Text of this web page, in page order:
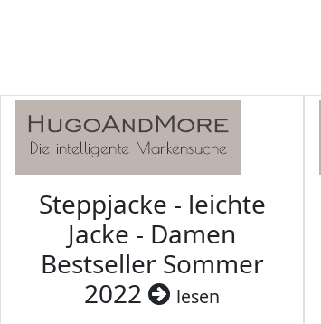
Steppjacke - leichte
Jacke - Damen
Bestseller Sommer
2022
lesen